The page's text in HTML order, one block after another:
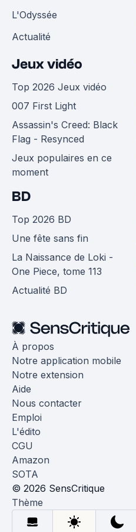
L'Odyssée
Actualité
Jeux vidéo
Top 2026 Jeux vidéo
007 First Light
Assassin's Creed: Black
Flag - Resynced
Jeux populaires en ce
moment
BD
Top 2026 BD
Une fête sans fin
La Naissance de Loki -
One Piece, tome 113
Actualité BD
À propos
Notre application mobile
Notre extension
Aide
Nous contacter
Emploi
L'édito
CGU
Amazon
SOTA
© 2026 SensCritique
Thème